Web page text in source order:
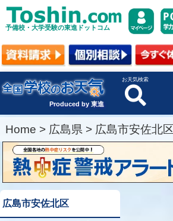
予備校・大学受験の東進ドットコム
Produced by 東進
お天気検索
Home > 広島県 > 広島市安佐北区
広島市安佐北区